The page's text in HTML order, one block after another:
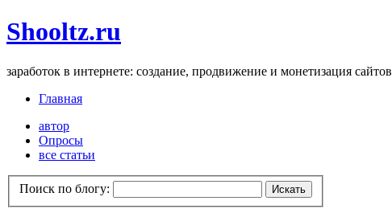
Shooltz.ru
заработок в интернете: создание, продвижение и монетизация сайтов
Главная
автор
Опросы
все статьи
Поиск по блогу: